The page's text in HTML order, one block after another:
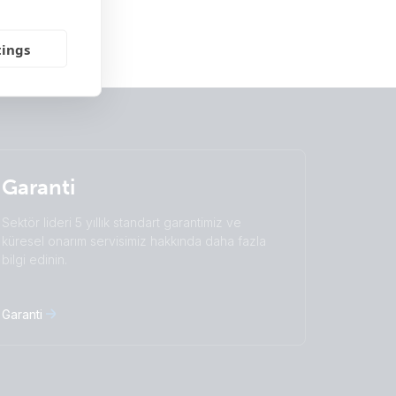
Garanti
Sektör lideri 5 yıllık standart garantimiz ve
küresel onarım servisimiz hakkında daha fazla
bilgi edinin.
Garanti